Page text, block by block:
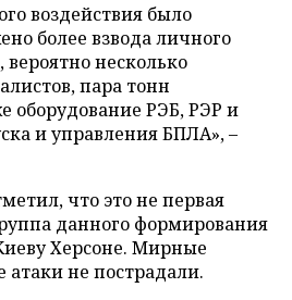
воздействия было
более взвода личного
вероятно несколько
пара тонн
оборудование РЭБ, РЭР и
и управления БПЛА», –
что это не первая
данного формирования
Херсоне. Мирные
атаки не пострадали.